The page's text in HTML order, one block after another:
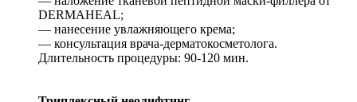
DERMAHEAL;
— нанесение увлажняющего крема;
— консультация врача-дерматокосметолога.
Длительность процедуры: 90-120 мин.